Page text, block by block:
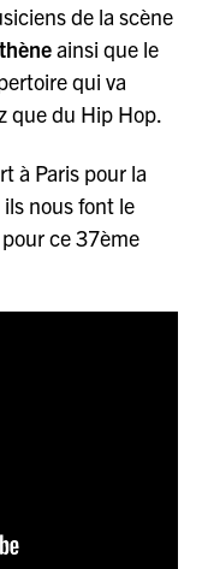
de la scène
ainsi que le
qui va
que du Hip Hop.
à Paris pour la
nous font le
ce 37ème